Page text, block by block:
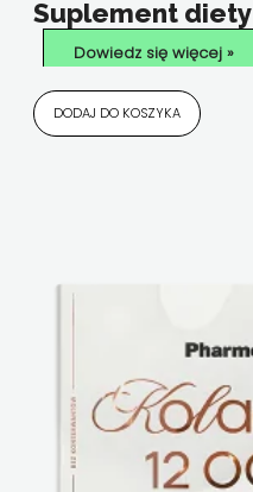
Suplement diety
Dowiedz się więcej »
DODAJ DO KOSZYKA